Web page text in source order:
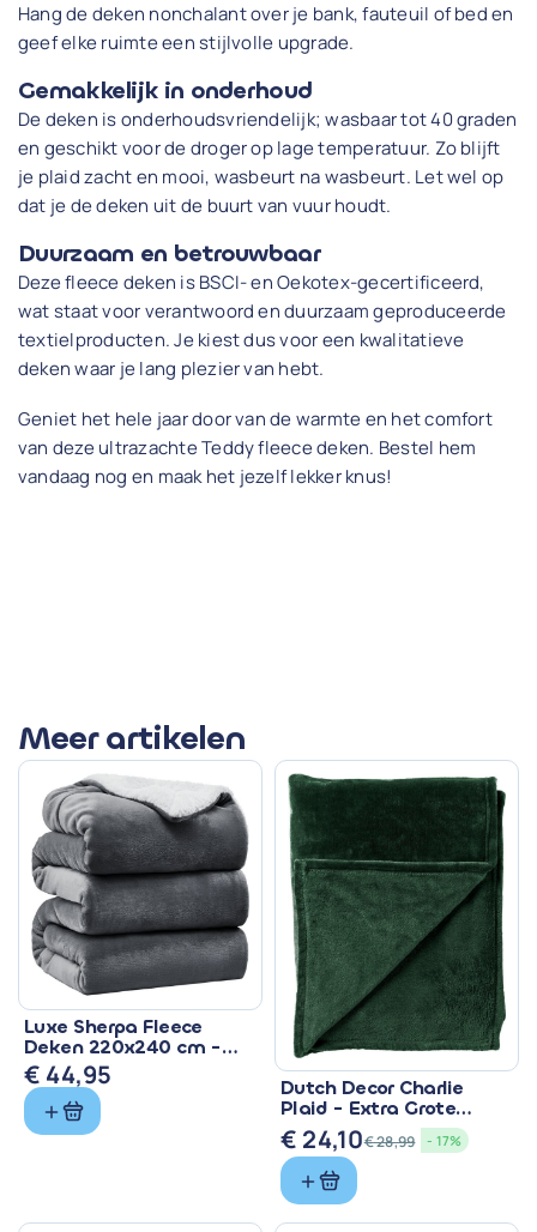
Hang de deken nonchalant over je bank, fauteuil of bed en
geef elke ruimte een stijlvolle upgrade.
Gemakkelijk in onderhoud
De deken is onderhoudsvriendelijk; wasbaar tot 40 graden
en geschikt voor de droger op lage temperatuur. Zo blijft
je plaid zacht en mooi, wasbeurt na wasbeurt. Let wel op
dat je de deken uit de buurt van vuur houdt.
Duurzaam en betrouwbaar
Deze fleece deken is BSCI- en Oekotex-gecertificeerd,
wat staat voor verantwoord en duurzaam geproduceerde
textielproducten. Je kiest dus voor een kwalitatieve
deken waar je lang plezier van hebt.
Geniet het hele jaar door van de warmte en het comfort
van deze ultrazachte Teddy fleece deken. Bestel hem
vandaag nog en maak het jezelf lekker knus!
Meer artikelen
Luxe Sherpa Fleece
Deken 220x240 cm -
Superzacht & Warm
€ 44,95
Dutch Decor Charlie
Plaid - Extra Grote
Fleece Deken Groen
€28,99
Oorspronkelijke
prijs
was:
€ 24,10
Huidige
prijs
is:
- 17%